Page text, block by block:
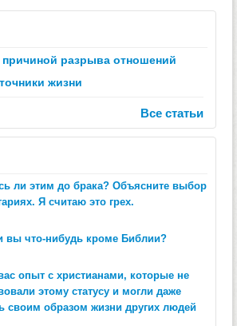
причиной разрыва отношений
жизни
Все статьи
ли этим до брака? Объясните выбор
Я считаю это грех.
вы что-нибудь кроме Библии?
опыт с христианами, которые не
этому статусу и могли даже
своим образом жизни других людей